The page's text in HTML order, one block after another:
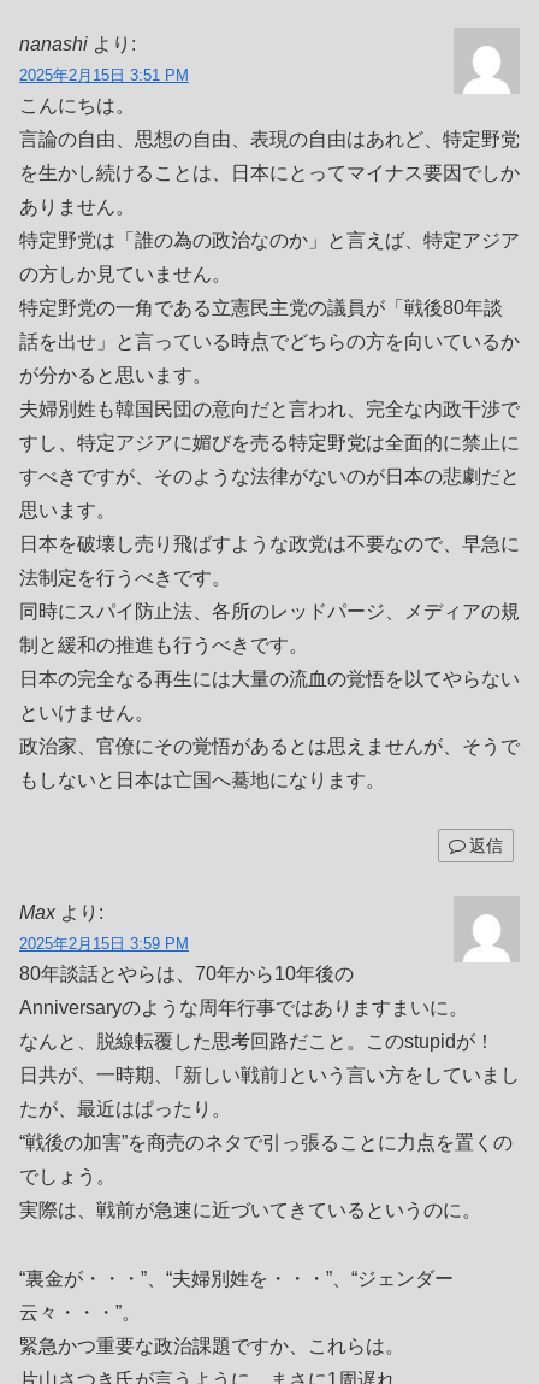
nanashi より:
2025年2月15日 3:51 PM
こんにちは。
言論の自由、思想の自由、表現の自由はあれど、特定野党
を生かし続けることは、日本にとってマイナス要因でしか
ありません。
特定野党は「誰の為の政治なのか」と言えば、特定アジア
の方しか見ていません。
特定野党の一角である立憲民主党の議員が「戦後80年談
話を出せ」と言っている時点でどちらの方を向いているか
が分かると思います。
夫婦別姓も韓国民団の意向だと言われ、完全な内政干渉で
すし、特定アジアに媚びを売る特定野党は全面的に禁止に
すべきですが、そのような法律がないのが日本の悲劇だと
思います。
日本を破壊し売り飛ばすような政党は不要なので、早急に
法制定を行うべきです。
同時にスパイ防止法、各所のレッドパージ、メディアの規
制と緩和の推進も行うべきです。
日本の完全なる再生には大量の流血の覚悟を以てやらない
といけません。
政治家、官僚にその覚悟があるとは思えませんが、そうで
もしないと日本は亡国へ驀地になります。
返信
Max より:
2025年2月15日 3:59 PM
80年談話とやらは、70年から10年後の
Anniversaryのような周年行事ではありますまいに。
なんと、脱線転覆した思考回路だこと。このstupidが！
日共が、一時期、｢新しい戦前｣という言い方をしていまし
たが、最近はぱったり。
“戦後の加害”を商売のネタで引っ張ることに力点を置くの
でしょう。
実際は、戦前が急速に近づいてきているというのに。
“裏金が・・・”、“夫婦別姓を・・・”、“ジェンダー
云々・・・”。
緊急かつ重要な政治課題ですか、これらは。
片山さつき氏が言うように、まさに1周遅れ。